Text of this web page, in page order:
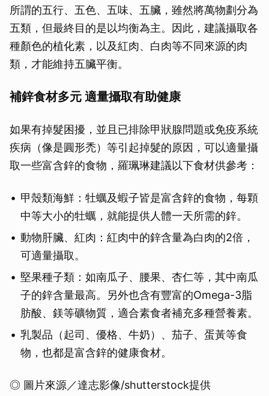
所謂的五行、五色、五味、五臟，雖然將萬物劃分為
五類，但最終目的是以均衡為主。因此，建議攝取各
種顏色的植化素，以及紅肉、白肉等不同來源的肉
類，才能維持五臟平衡。
補鋅食材多元 適量攝取有助健康
如果有掉髮困擾，並且已排除甲狀腺問題或免疫系統
疾病（像是圓形禿）等引起掉髮的原因，可以適量攝
取一些富含鋅的食物，羅珮琳建議以下食材供參考：
甲殼類海鮮：牡蠣及蝦子皆是富含鋅的食物，每顆
中等大小的牡蠣，就能提供人體一天所需的鋅。
動物肝臟、紅肉：紅肉中的鋅含量為白肉的2倍，
可適量攝取。
堅果種子類：如南瓜子、腰果、杏仁等，其中南瓜
子的鋅含量最高。另外也含有豐富的Omega-3脂
肪酸、鎂等礦物質，適合素食者補充多種營養素。
乳製品（起司、優格、牛奶）、茄子、蛋黃等食
物，也都是富含鋅的健康食材。
◎ 圖片來源／達志影像/shutterstock提供